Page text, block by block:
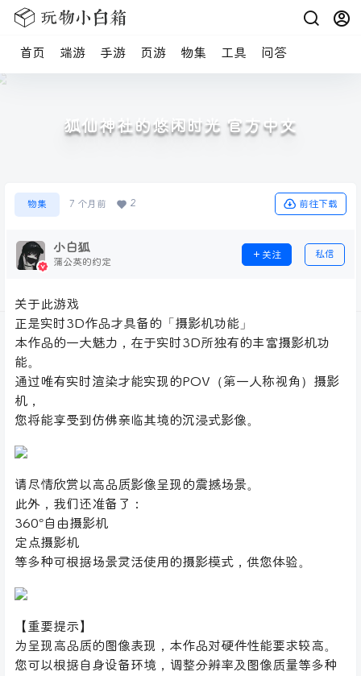
首页 端游 手游 页游 物集 工具 问答
狐仙神社的悠闲时光 官方中文
物集 7 个月前 2 前往下载
小白狐
蒲公英的约定
关注 私信
关于此游戏
正是实时3D作品才具备的「摄影机功能」
本作品的一大魅力，在于实时3D所独有的丰富摄影机功
能。
通过唯有实时渲染才能实现的POV（第一人称视角）摄影
机，
您将能享受到仿佛亲临其境的沉浸式影像。
请尽情欣赏以高品质影像呈现的震撼场景。
此外，我们还准备了：
360°自由摄影机
定点摄影机
等多种可根据场景灵活使用的摄影模式，供您体验。
【重要提示】
为呈现高品质的图像表现，本作品对硬件性能要求较高。
您可以根据自身设备环境，调整分辨率及图像质量等多种